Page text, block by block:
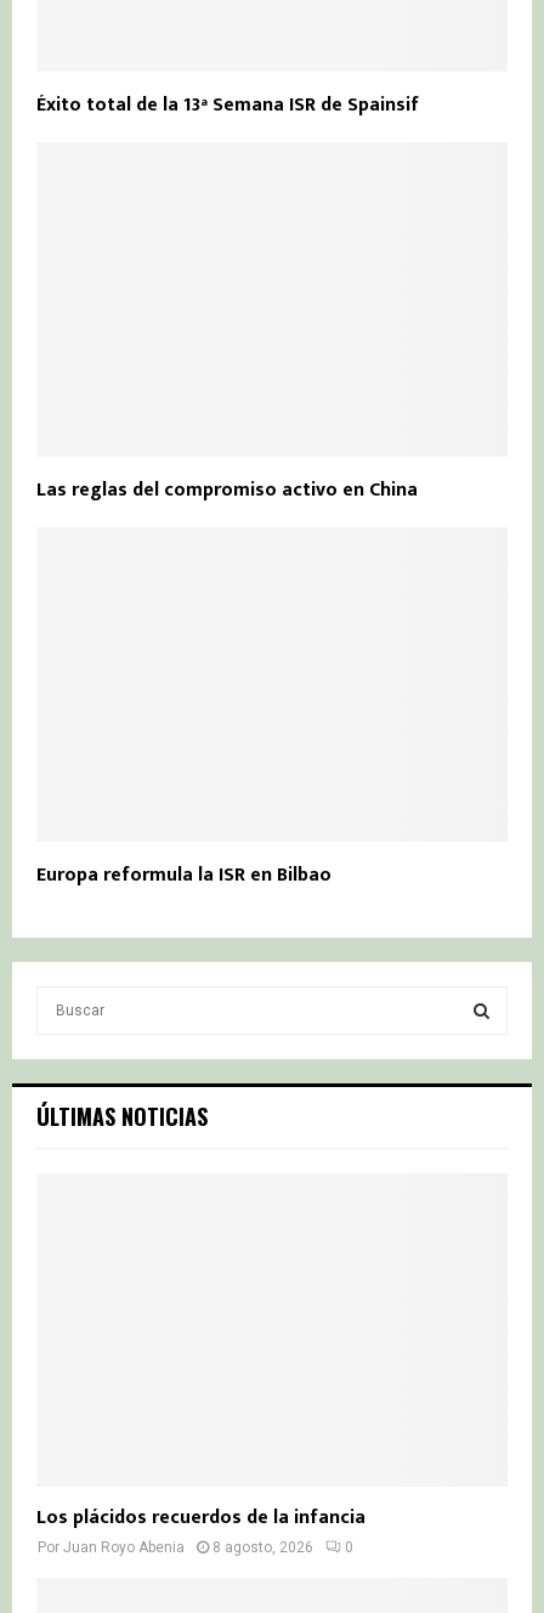
Éxito total de la 13ª Semana ISR de Spainsif
Las reglas del compromiso activo en China
Europa reformula la ISR en Bilbao
c
h
S
ÚLTIMAS NOTICIAS
Los plácidos recuerdos de la infancia
Por Juan Royo Abenia 8 agosto, 2026 0